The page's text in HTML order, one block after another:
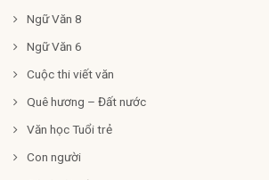
Ngữ Văn 8
Ngữ Văn 6
Cuộc thi viết văn
Quê hương – Đất nước
Văn học Tuổi trẻ
Con người